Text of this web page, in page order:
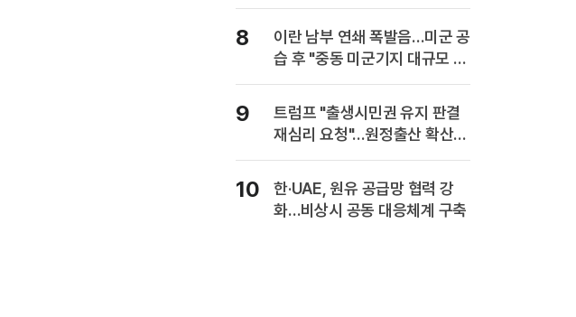
8
이란 남부 연쇄 폭발음…미군 공
습 후 "중동 미군기지 대규모 보
복" 경고
9
트럼프 "출생시민권 유지 판결
재심리 요청"…원정출산 확산
주장
10
한·UAE, 원유 공급망 협력 강
화…비상시 공동 대응체계 구축